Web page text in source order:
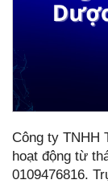
Công ty TNHH
hoạt động từ
0109476816.